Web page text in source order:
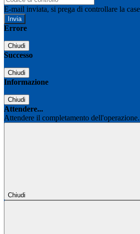
E-mail inviata, si prega di controllare la
Errore
Chiudi
Successo
Chiudi
Informazione
Chiudi
Attendere...
Attendere il completamento
Chiudi